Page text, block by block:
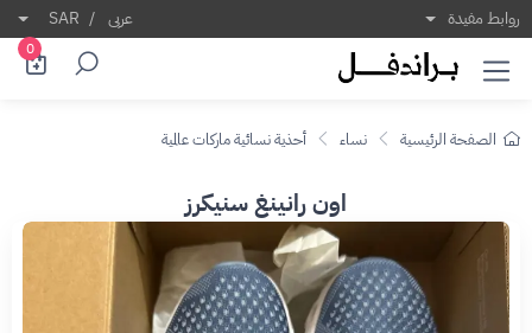
روابط مفيدة عربى /
SAR
0
الصفحة الرئيسية نساء أحذية نسائية ماركات عالمية
اون رانينغ سنيكرز